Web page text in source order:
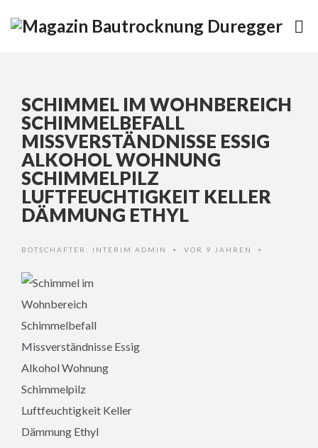
SCHIMMEL IM WOHNBEREICH
SCHIMMELBEFALL
MISSVERSTÄNDNISSE ESSIG
ALKOHOL WOHNUNG
SCHIMMELPILZ
LUFTFEUCHTIGKEIT KELLER
DÄMMUNG ETHYL
BOTSCHAFTER: INTERIM ADMIN • VOR 9 JAHREN •